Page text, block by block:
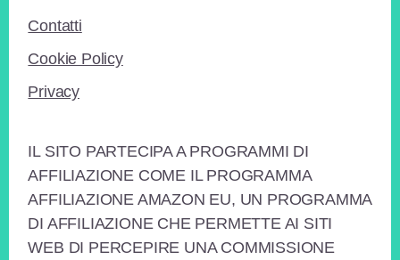
Contatti
Cookie Policy
Privacy
IL SITO PARTECIPA A PROGRAMMI DI
AFFILIAZIONE COME IL PROGRAMMA
AFFILIAZIONE AMAZON EU, UN PROGRAMMA
DI AFFILIAZIONE CHE PERMETTE AI SITI
WEB DI PERCEPIRE UNA COMMISSIONE